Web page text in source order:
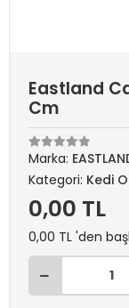
Eastland
Cm
Marka:
Kategori: Kedi
0,00 TL
0,00 TL 'den